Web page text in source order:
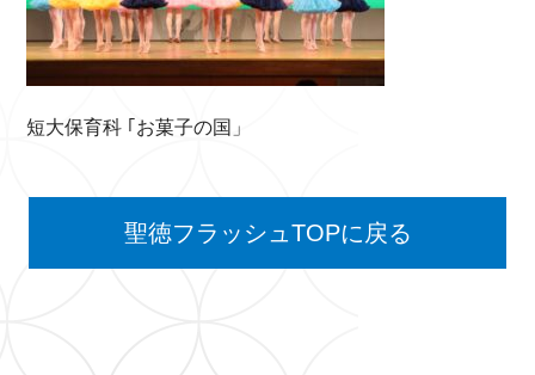
短大保育科 ｢お菓子の国」
聖徳フラッシュTOPに戻る